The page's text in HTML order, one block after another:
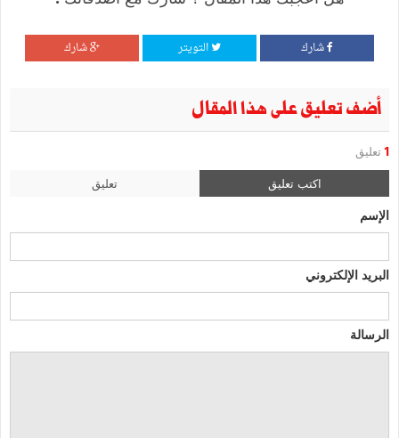
شارك التويتر شارك
أضف تعليق على هذا المقال
1 تعليق
اكتب تعليق تعليق
الإسم
البريد الإلكتروني
الرسالة